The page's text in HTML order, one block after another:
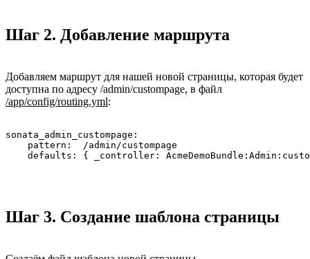
Шаг 2. Добавление маршрута
Добавляем маршрут для нашей новой страницы, которая будет
доступна по адресу /admin/custompage, в файл
/app/config/routing.yml:
sonata_admin_custompage:
    pattern:  /admin/custompage
Шаг 3. Создание шаблона страницы